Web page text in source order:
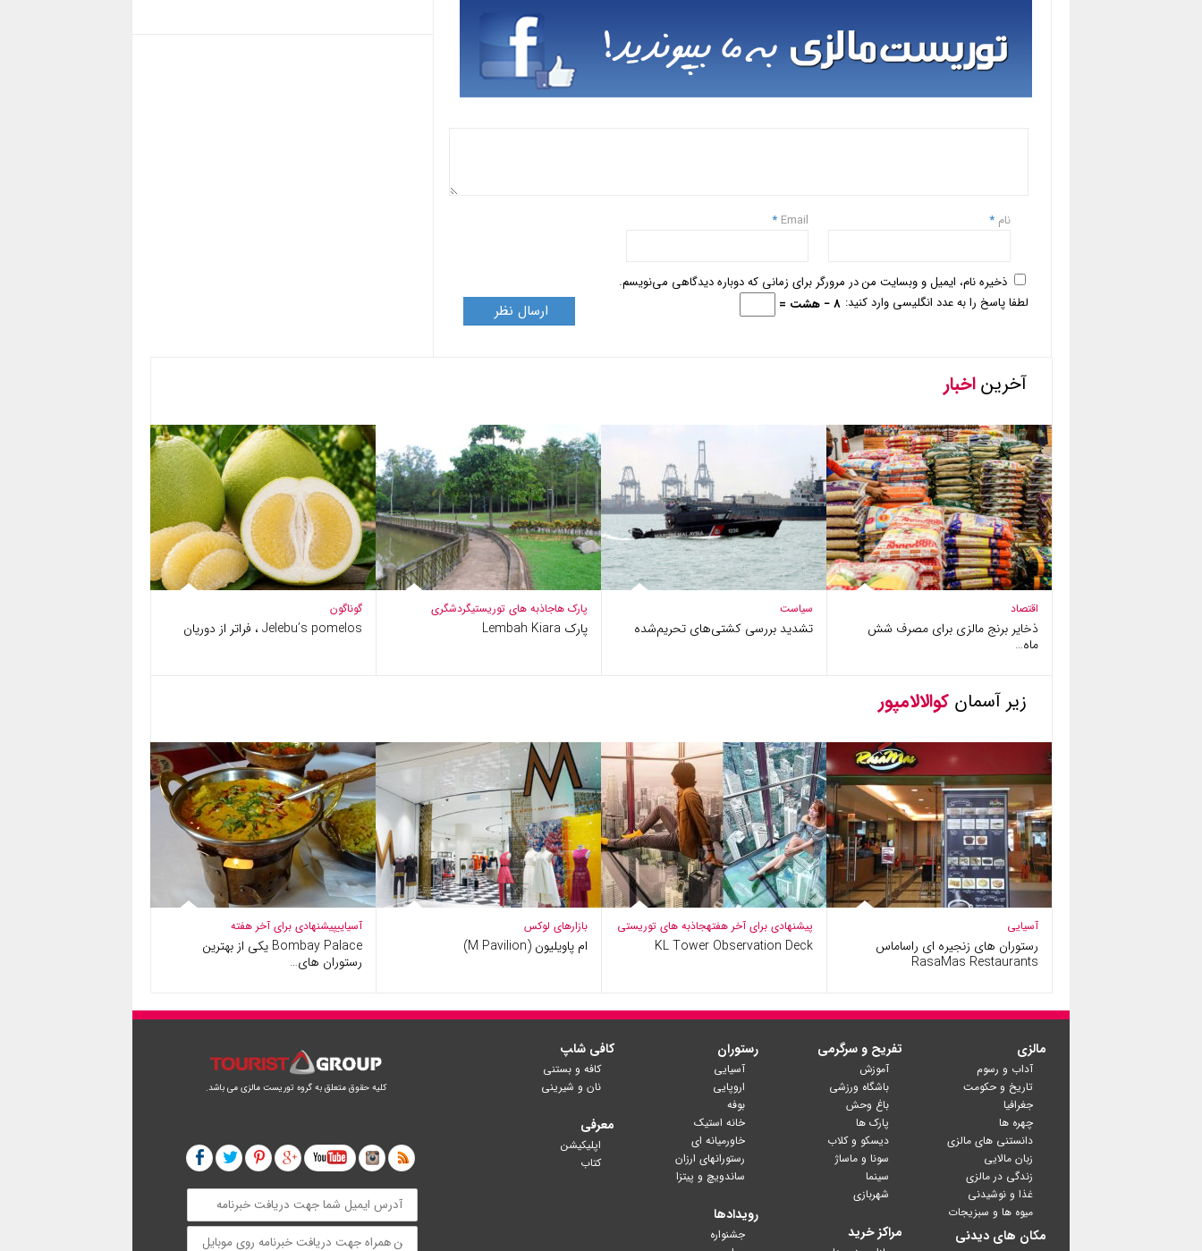
نام *
Email
*
ذخیره نام، ایمیل و وبسایت من در مرورگر برای زمانی که دوباره دیدگاهی می‌نویسم.
لطفا پاسخ را به عدد انگلیسی وارد کنید: 8 − هشت =
آخریناخبار
اقتصاد
ذخایر برنج مالزی برای مصرف شش
ماه…
سیاست
تشدید بررسی کشتی‌های تحریم‌شده
پارک هاجاذبه های توریستیگردشگری
پارک Lembah Kiara
گوناگون
Jelebu’s pomelos ، فراتر از دوریان
زیر آسمان کوالالامپور
آسیایی
رستوران های زنجیره ای راساماس
RasaMas Restaurants
پیشنهادی برای آخر هفتهجاذبه های توریستی
KL Tower Observation Deck
بازارهای لوکس
ام پاویلیون (M Pavilion)
آسیاییپیشنهادی برای آخر هفته
Bombay Palace یکی از بهترین
رستوران های…
مالزی
آداب و رسوم
تاریخ و حکومت
جغرافیا
چهره ها
دانستنی های مالزی
زبان مالایی
زندگی در مالزی
غذا و نوشیدنی
میوه ها و سبزیجات
مکان های دیدنی
تفریح و سرگرمی
آموزش
باشگاه ورزشی
باغ وحش
پارک ها
دیسکو و کلاب
سونا و ماساژ
سینما
شهربازی
مراکز خرید
رستوران
آسیایی
اروپایی
بوفه
خانه استیک
خاورمیانه ای
رستورانهای ارزان
ساندویچ و پیتزا
رویدادها
جشنواره
کافی شا‍پ
کافه و بستنی
نان و شیرینی
معرفی
اپلیکیشن
کتاب
کلیه حقوق متعلق به گروه توریست مالزی می باشد.